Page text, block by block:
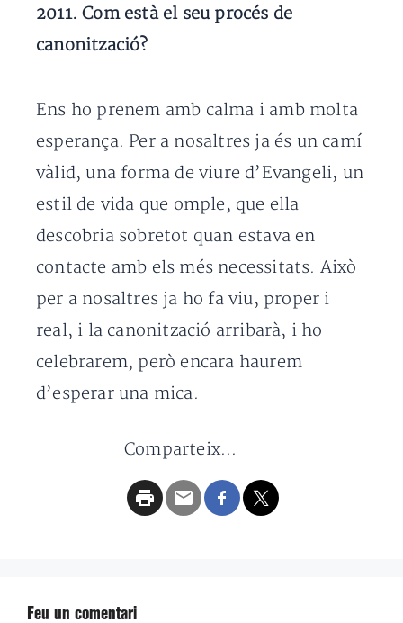
2011. Com està el seu procés de
canonització?
Ens ho prenem amb calma i amb molta
esperança. Per a nosaltres ja és un camí
vàlid, una forma de viure d’Evangeli, un
estil de vida que omple, que ella
descobria sobretot quan estava en
contacte amb els més necessitats. Això
per a nosaltres ja ho fa viu, proper i
real, i la canonització arribarà, i ho
celebrarem, però encara haurem
d’esperar una mica.
Comparteix...
Feu un comentari